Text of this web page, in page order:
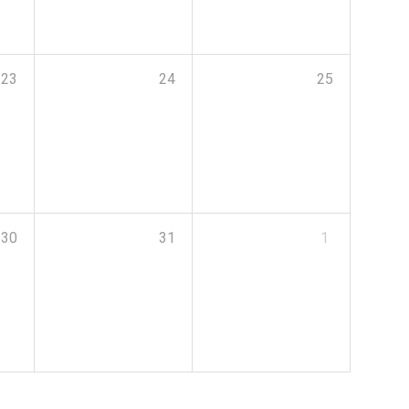
23 24 25
30 31 1